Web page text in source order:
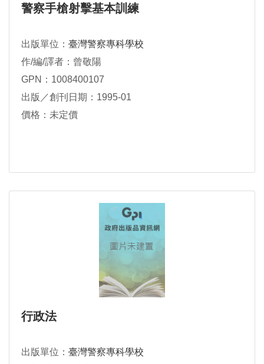
警察手槍射擊基本訓練
出版單位： 臺灣警察專科學校
作/編/譯者：曾敬陽
GPN：1008400107
出版／創刊日期：1995-01
價格：未定價
行政法
出版單位： 臺灣警察專科學校